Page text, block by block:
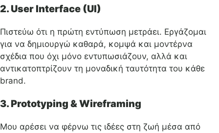
2. User Interface (UI)
Πιστεύω ότι η πρώτη εντύπωση μετράει. Εργάζομαι
για να δημιουργώ καθαρά, κομψά και μοντέρνα
σχέδια που όχι μόνο εντυπωσιάζουν, αλλά και
αντικατοπτρίζουν τη μοναδική ταυτότητα του κάθε
brand.
3. Prototyping & Wireframing
Μου αρέσει να φέρνω τις ιδέες στη ζωή μέσα από